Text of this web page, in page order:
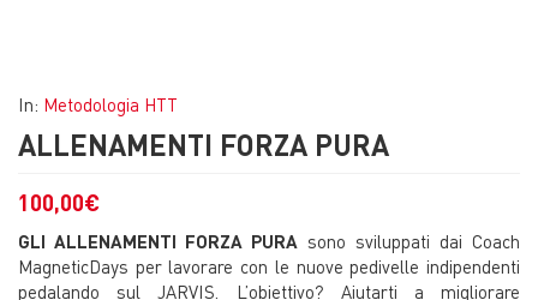
In: Metodologia HTT
ALLENAMENTI FORZA PURA
100,00€
GLI ALLENAMENTI FORZA PURA sono sviluppati dai Coach
MagneticDays per lavorare con le nuove pedivelle indipendenti
pedalando sul JARVIS. L’obiettivo? Aiutarti a migliorare